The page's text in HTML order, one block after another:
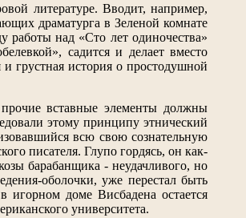
литературе. Вводит, например,
драматурга в Зеленой комнате
работы над «Сто лет одиночества»
садится и делает вместо
грустная история о простодушной
вставные элементы должны
этому принципу этнический
всю свою сознательную
писателя. Глупо гордясь, он как-
барабанщика - неудачливого, но
оболочки, уже перестал быть
доме Висбадена остается
университета.